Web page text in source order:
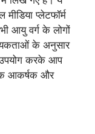
प्लेटफॉर्म
आयु वर्ग के लोगों
के अनुसार
करके आप
आकर्षक और